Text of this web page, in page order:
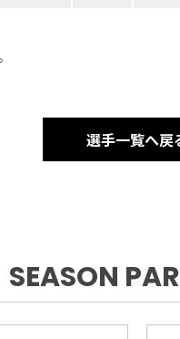
選手一覧へ戻
SEASON